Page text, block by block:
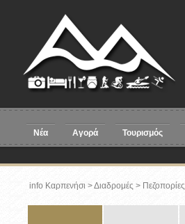
Νέα Αγορά Τουρισμός
info Καρπενήσι > Διαδρομές > Πεζοπορίες